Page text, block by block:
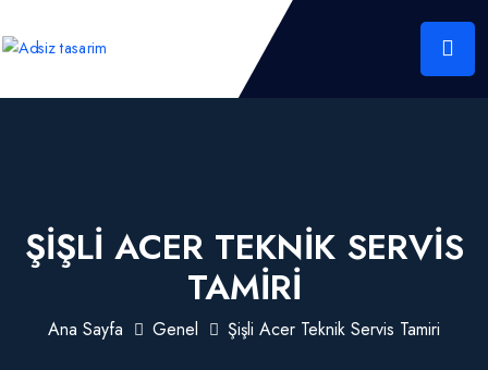
ŞIŞLI ACER TEKNIK SERVIS
TAMIRI
Ana Sayfa Genel Şişli Acer Teknik Servis Tamiri